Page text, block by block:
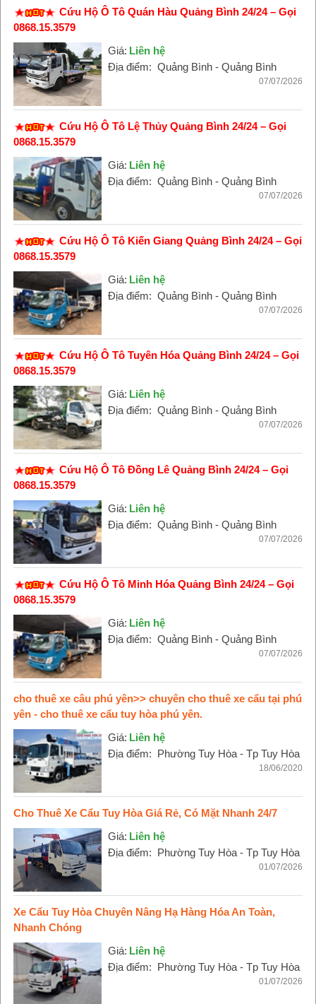
Cứu Hộ Ô Tô Quán Hàu Quảng Bình 24/24 – Gọi
0868.15.3579
Giá: Liên hệ
Địa điểm: Quảng Bình - Quảng Bình
07/07/2026
Cứu Hộ Ô Tô Lệ Thủy Quảng Bình 24/24 – Gọi
0868.15.3579
Giá: Liên hệ
Địa điểm: Quảng Bình - Quảng Bình
07/07/2026
Cứu Hộ Ô Tô Kiến Giang Quảng Bình 24/24 – Gọi
0868.15.3579
Giá: Liên hệ
Địa điểm: Quảng Bình - Quảng Bình
07/07/2026
Cứu Hộ Ô Tô Tuyên Hóa Quảng Bình 24/24 – Gọi
0868.15.3579
Giá: Liên hệ
Địa điểm: Quảng Bình - Quảng Bình
07/07/2026
Cứu Hộ Ô Tô Đồng Lê Quảng Bình 24/24 – Gọi
0868.15.3579
Giá: Liên hệ
Địa điểm: Quảng Bình - Quảng Bình
07/07/2026
Cứu Hộ Ô Tô Minh Hóa Quảng Bình 24/24 – Gọi
0868.15.3579
Giá: Liên hệ
Địa điểm: Quảng Bình - Quảng Bình
07/07/2026
cho thuê xe câu phú yên>> chuyên cho thuê xe cẩu tại phú
yên - cho thuê xe cẩu tuy hòa phú yên.
Giá: Liên hệ
Địa điểm: Phường Tuy Hòa - Tp Tuy Hòa
18/06/2020
Cho Thuê Xe Cẩu Tuy Hòa Giá Rẻ, Có Mặt Nhanh 24/7
Giá: Liên hệ
Địa điểm: Phường Tuy Hòa - Tp Tuy Hòa
01/07/2026
Xe Cẩu Tuy Hòa Chuyên Nâng Hạ Hàng Hóa An Toàn,
Nhanh Chóng
Giá: Liên hệ
Địa điểm: Phường Tuy Hòa - Tp Tuy Hòa
01/07/2026